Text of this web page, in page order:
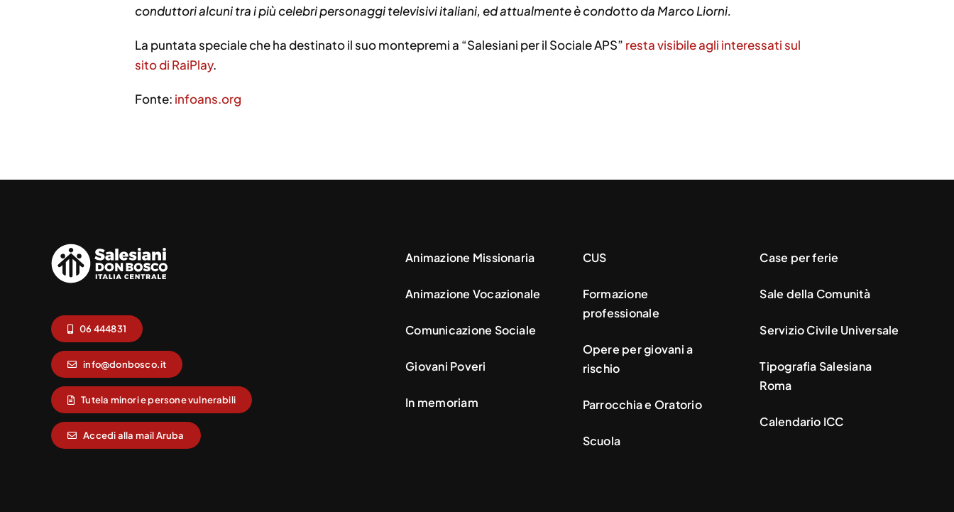
conduttori alcuni tra i più celebri personaggi televisivi italiani, ed attualmente è condotto da Marco Liorni.
La puntata speciale che ha destinato il suo montepremi a “Salesiani per il Sociale APS” resta visibile agli interessati sul
sito di RaiPlay.
Fonte: infoans.org
06 444831
info@donbosco.it
Tutela minori e persone vulnerabili
Accedi alla mail Aruba
Animazione Missionaria
Animazione Vocazionale
Comunicazione Sociale
Giovani Poveri
In memoriam
CUS
Formazione
professionale
Opere per giovani a
rischio
Parrocchia e Oratorio
Scuola
Case per ferie
Sale della Comunità
Servizio Civile Universale
Tipografia Salesiana
Roma
Calendario ICC